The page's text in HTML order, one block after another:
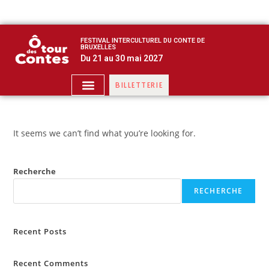
FESTIVAL INTERCULTUREL DU CONTE DE
BRUXELLES
Du 21 au 30 mai 2027
BILLETTERIE
It seems we can’t find what you’re looking for.
Recherche
RECHERCHE
Recent Posts
Recent Comments